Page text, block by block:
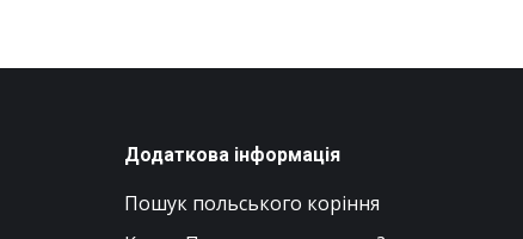
Додаткова інформація
Пошук польського коріння